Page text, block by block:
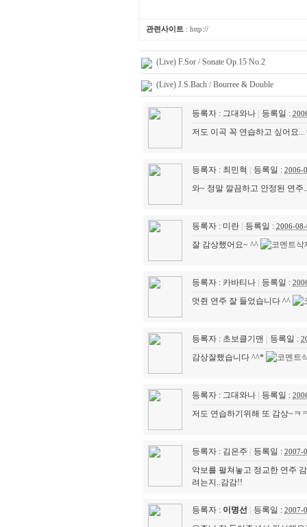
관련사이트 : http://
(Live) F.Sor / Sonate Op.15 No.2
(Live) J.S.Bach / Bourree & Double
등록자 : 그대와나 등록일 :
저도 이곡 꼭 연습하고 싶어요
등록자 : 최민혁 등록일 : 2006-
와~ 정말 깔끔하고 안정된 연
등록자 : 미란 등록일 : 2006-
잘 감상했어요~ ^^
등록자 : 카바티나 등록일 :
멋쥔 연주 잘 들었습니다 ^^
등록자 : 초보클기맨 등록일 :
감상잘했습니다 ^^*
등록자 : 그대와나 등록일 :
저도 연습하기위해 또 감상~ㅋ
등록자 : 김은주 등록일 : 2007-
악보를 펼쳐놓고 정교한 연주
려는지..감감!!
등록자 : 이명선 등록일 : 2007-